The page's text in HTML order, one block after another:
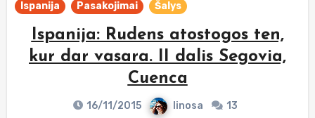
Ispanija Pasakojimai Šalys
Ispanija: Rudens atostogos ten,
kur dar vasara. II dalis Segovia,
Cuenca
16/11/2015 linosa 13